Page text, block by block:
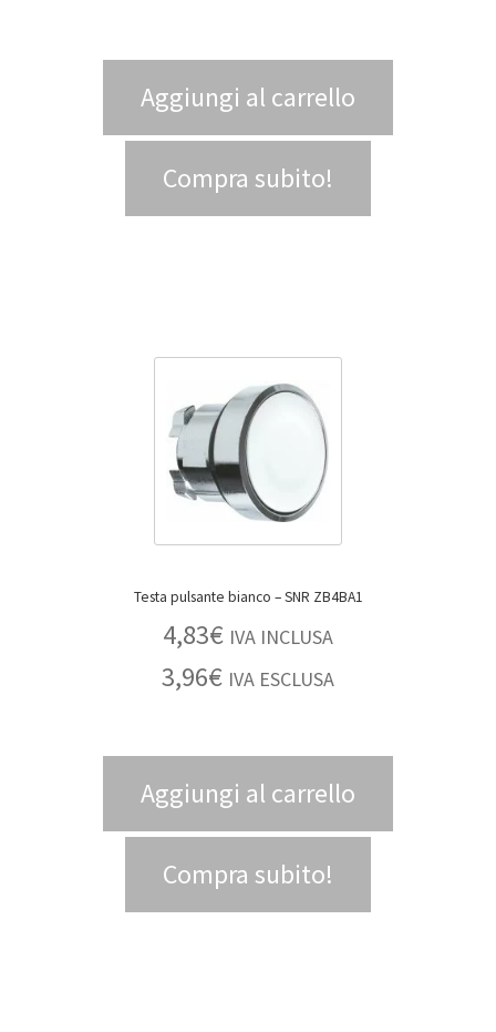
Aggiungi al carrello
Compra subito!
Testa pulsante bianco – SNR ZB4BA1
4,83€ IVA INCLUSA
3,96€ IVA ESCLUSA
Aggiungi al carrello
Compra subito!